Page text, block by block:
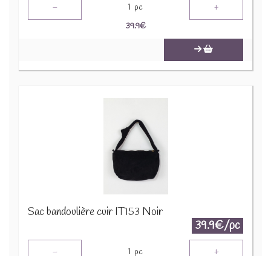
- 1 pc +
39.9€
Sac bandoulière cuir IT153 Noir
39.9€/pc
- 1 pc +